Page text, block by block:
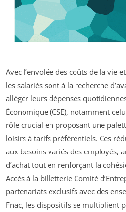
Avec l’envolée des coûts de la vie
les salariés sont à la recherche
alléger leurs dépenses
Économique (CSE), notamment
rôle crucial en proposant une
loisirs à tarifs préférentiels. Ces
aux besoins variés des employés,
d’achat tout en renforçant la
Accès à la billetterie Comité
partenariats exclusifs avec des
Fnac, les dispositifs se multiplient